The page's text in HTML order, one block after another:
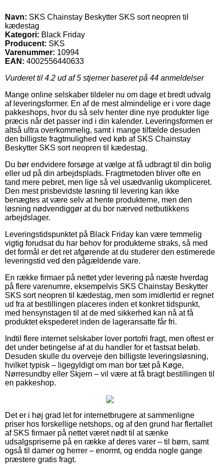
Navn: SKS Chainstay Beskytter SKS sort neopren til
kædestag
Kategori: Black Friday
Producent: SKS
Varenummer: 10994
EAN: 4002556440633
Vurderet til 4.2 ud af 5 stjerner baseret på 44 anmeldelser
Mange online selskaber tildeler nu om dage et bredt udvalg
af leveringsformer. En af de mest almindelige er i vore dage
pakkeshops, hvor du så selv henter dine nye produkter lige
præcis når det passer ind i din kalender. Leveringsformen er
altså ultra overkommelig, samt i mange tilfælde desuden
den billigste fragtmulighed ved køb af SKS Chainstay
Beskytter SKS sort neopren til kædestag.
Du bør endvidere forsøge at vælge at få udbragt til din bolig
eller ud på din arbejdsplads. Fragtmetoden bliver ofte en
tand mere pebret, men lige så vel usædvanlig ukompliceret.
Den mest prisbevidste løsning til levering kan ikke
benægtes at være selv at hente produkterne, men den
løsning nødvendiggør at du bor nærved netbutikkens
arbejdslager.
Leveringstidspunktet på Black Friday kan være temmelig
vigtig forudsat du har behov for produkterne straks, så med
det formål er det ret afgørende at du studerer den estimerede
leveringstid ved den pågældende vare.
En række firmaer på nettet yder levering på næste hverdag
på flere varenumre, eksempelvis SKS Chainstay Beskytter
SKS sort neopren til kædestag, men som imidlertid er regnet
ud fra at bestillingen placeres inden et konkret tidspunkt,
med hensynstagen til at de med sikkerhed kan nå at få
produktet ekspederet inden de lageransatte får fri.
Indtil flere internet selskaber lover portofri fragt, men oftest er
det under betingelse af at du handler for et fastsat beløb.
Desuden skulle du overveje den billigste leveringsløsning,
hvilket typisk – ligegyldigt om man bor tæt på Køge,
Nørresundby eller Skjern – vil være at få bragt bestillingen til
en pakkeshop.
Det er i høj grad let for internetbrugere at sammenligne
priser hos forskellige netshops, og af den grund har flertallet
af SKS firmaer på nettet været nødt til at sænke
udsalgspriserne på en række af deres varer – til børn, samt
også til damer og herrer – enormt, og endda nogle gange
præstere gratis fragt.